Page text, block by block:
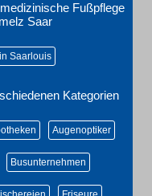
Fußpflege
Saar
Saarlouis
Kategorien
Augenoptiker
Busunternehmen